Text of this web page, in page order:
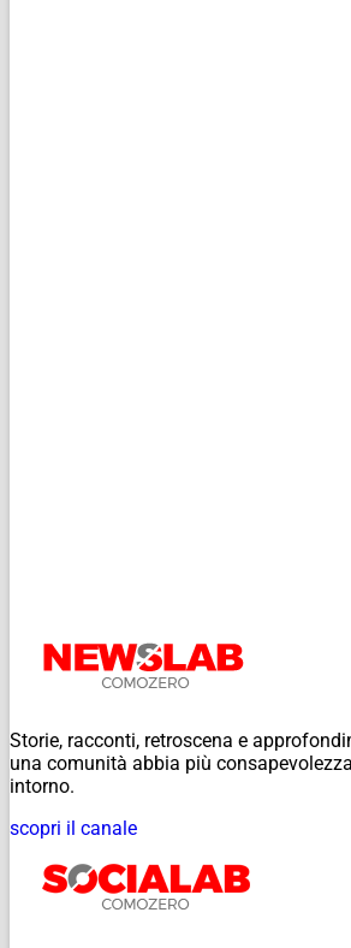
Storie, racconti, retroscena e
una comunità abbia più
intorno.
scopri il canale